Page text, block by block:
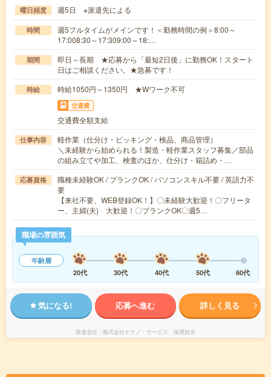
曜日頻度 週5日 ※派遣先による
時間
週5フルタイムがメインです！＜勤務時間の例＞8:00～
17:008:30～17:309:00～18:…
期間
即日～長期 ★応募から「最短2日後」に勤務OK！スタート
日はご相談ください。★急募です！
時給 時給1050円～1350円 ★Wワーク不可
交通費
交通費全額支給
仕事内容
軽作業（仕分け・ピッキング・検品、商品管理）
＼未経験から始められる！製造・軽作業スタッフ募集／部品
の組み立てや加工、検査のほか、仕分け・箱詰め・…
応募資格
職種未経験OK / ブランクOK / パソコンスキル不要 / 英語力不
要
【来社不要、WEB登録OK！】〇未経験大歓迎！〇フリータ
ー、主婦(夫) 大歓迎！〇ブランクOK〇週5…
職場の雰囲気
年齢層
20代
30代 40代 50代 60代
気になる! 応募へ進む 詳しく見る
派遣会社 株式会社テクノ・サービス 採用担当